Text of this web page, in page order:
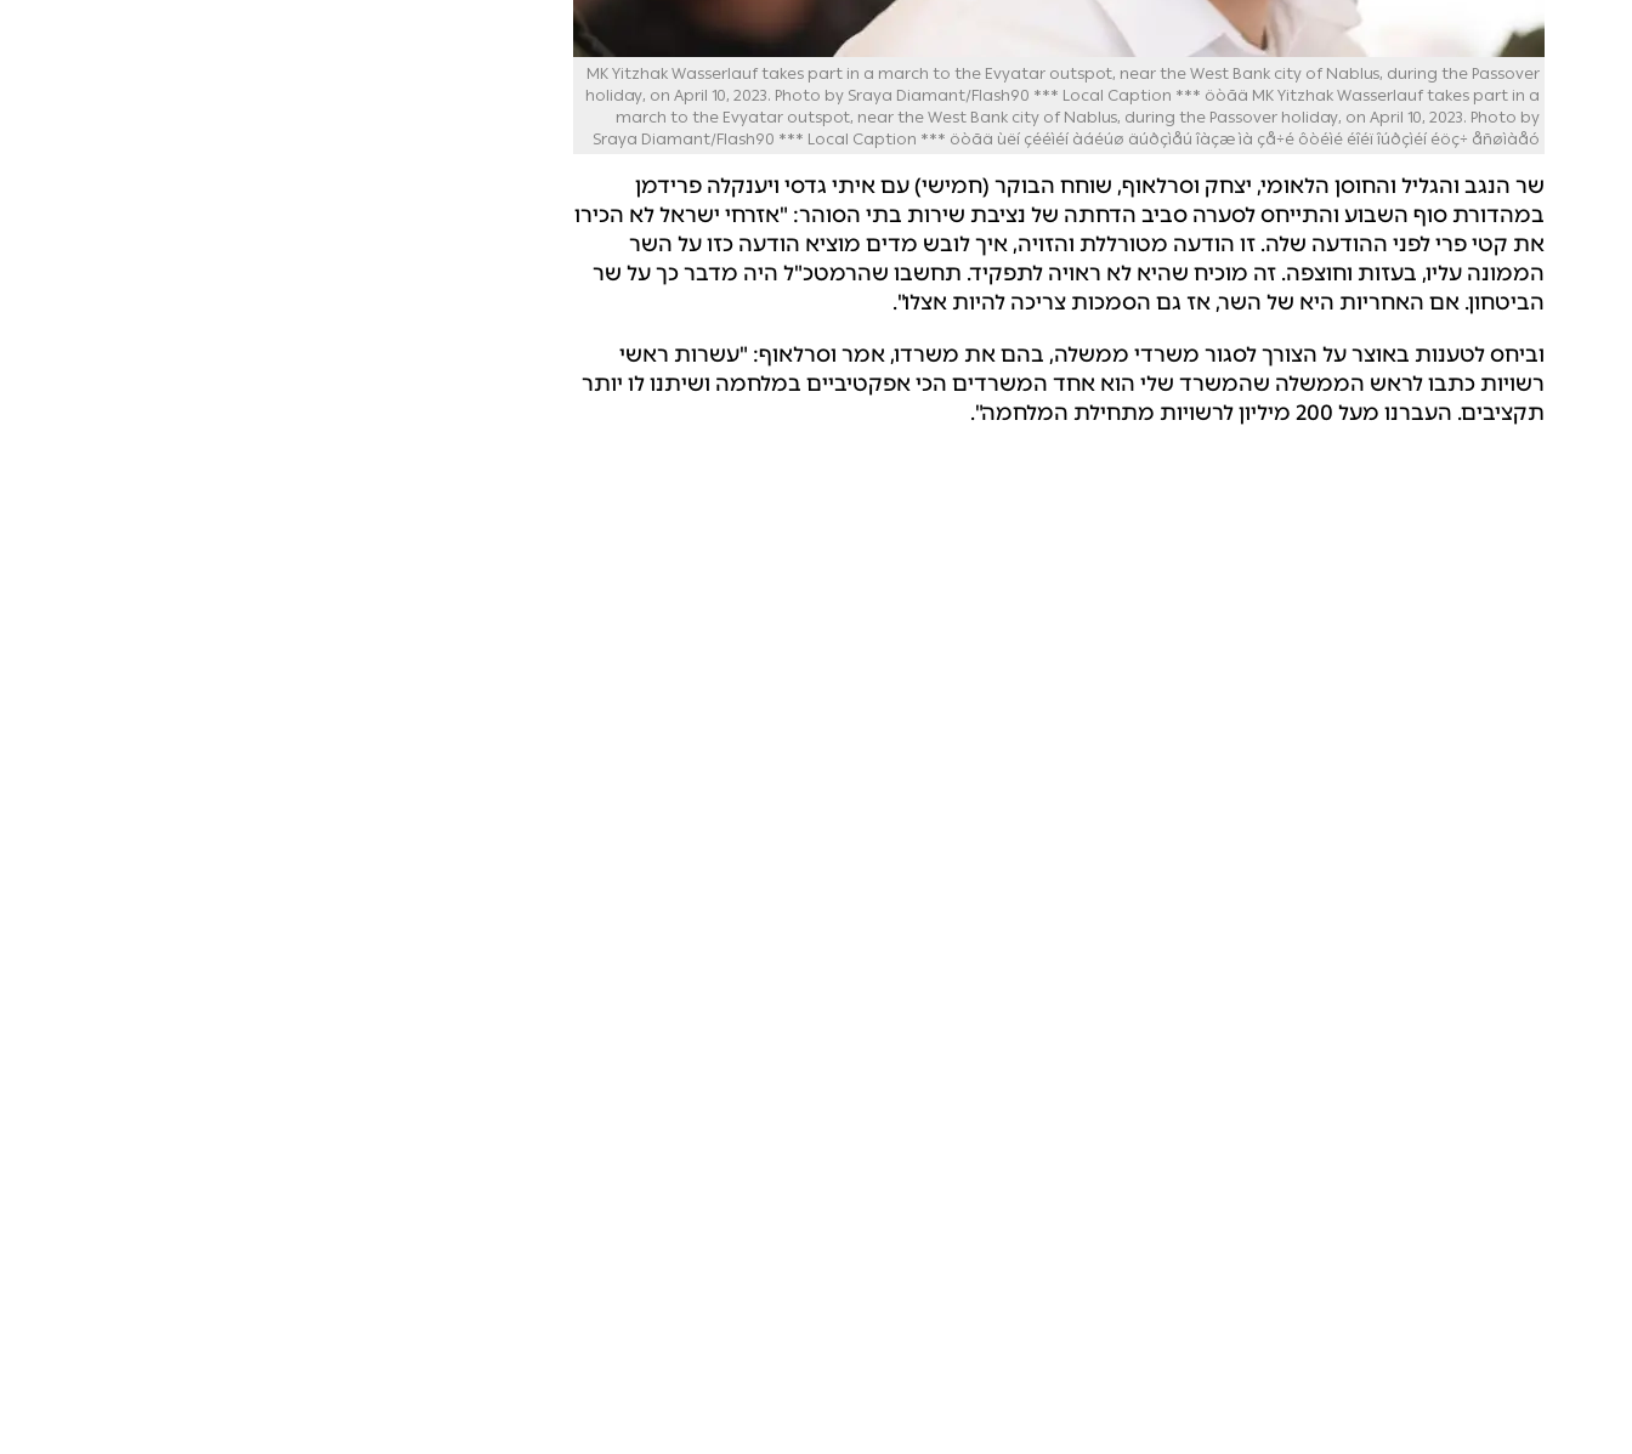
MK Yitzhak Wasserlauf takes part in a march to the Evyatar outspot, near the West Bank city of Nablus, during the Passover
holiday, on April 10, 2023. Photo by Sraya Diamant/Flash90 *** Local Caption *** öòãä MK Yitzhak Wasserlauf takes part in a
march to the Evyatar outspot, near the West Bank city of Nablus, during the Passover holiday, on April 10, 2023. Photo by
Sraya Diamant/Flash90 *** Local Caption *** öòãä ùëí çééìéí àáéúø äúðçìåú îàçæ ìà çå÷é ôòéìé éîéï îúðçìéí éöç÷ åñøìàåó
שר הנגב והגליל והחוסן הלאומי, יצחק וסרלאוף, שוחח הבוקר (חמישי) עם איתי גדסי ויענקלה פרידמן
במהדורת סוף השבוע והתייחס לסערה סביב הדחתה של נציבת שירות בתי הסוהר: "אזרחי ישראל לא הכירו
את קטי פרי לפני ההודעה שלה. זו הודעה מטורללת והזויה, איך לובש מדים מוציא הודעה כזו על השר
הממונה עליו, בעזות וחוצפה. זה מוכיח שהיא לא ראויה לתפקיד. תחשבו שהרמטכ"ל היה מדבר כך על שר
הביטחון. אם האחריות היא של השר, אז גם הסמכות צריכה להיות אצלו".
וביחס לטענות באוצר על הצורך לסגור משרדי ממשלה, בהם את משרדו, אמר וסרלאוף: "עשרות ראשי
רשויות כתבו לראש הממשלה שהמשרד שלי הוא אחד המשרדים הכי אפקטיביים במלחמה ושיתנו לו יותר
תקציבים. העברנו מעל 200 מיליון לרשויות מתחילת המלחמה".